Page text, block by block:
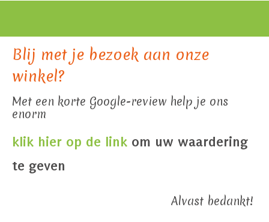
Blij met je bezoek aan onze
winkel?
Met een korte Google-review help je ons
enorm
klik hier op de link om uw waardering
te geven
Alvast bedankt!